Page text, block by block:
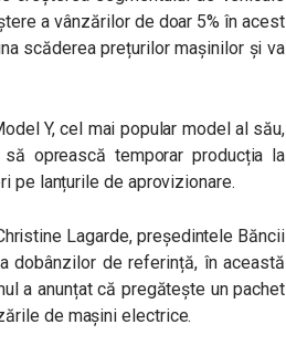
a vânzărilor de doar 5% în acest
scăderea prețurilor mașinilor și va
Y, cel mai popular model al său,
oprească temporar producția la
pe lanțurile de aprovizionare.
Lagarde, președintele Băncii
dobânzilor de referință, în această
a anunțat că pregătește un pachet
de mașini electrice.